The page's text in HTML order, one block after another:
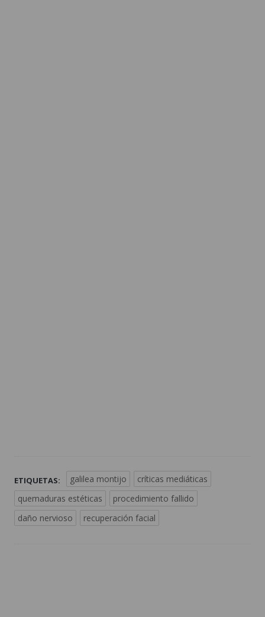
ETIQUETAS: galilea montijo
críticas mediáticas
quemaduras estéticas
procedimiento fallido
daño nervioso
recuperación facial